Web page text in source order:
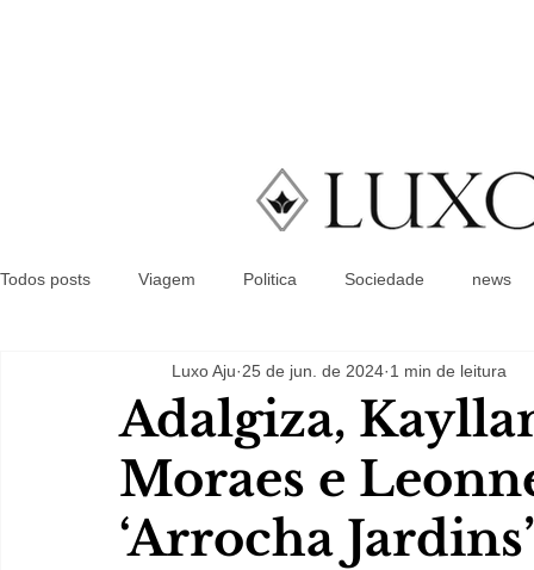
Todos posts Viagem Politica Sociedade news
Adalgiza,
Moraes e
‘Arrocha Jardins’
Luxo Aju 25 de jun. de 2024 1 min de leitura